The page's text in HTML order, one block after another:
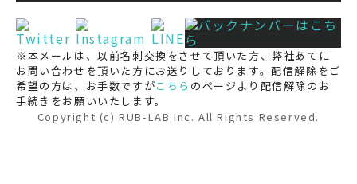
※本メールは、以前名刺交換をさせて頂いた方、弊社あてに
お問い合わせを頂いた方にお送りしております。配信解除をご
希望の方は、お手数ですがこちら のページより配信解除のお
手続きをお願いいたします。
Copyright (c) RUB-LAB Inc. All Rights Reserved.